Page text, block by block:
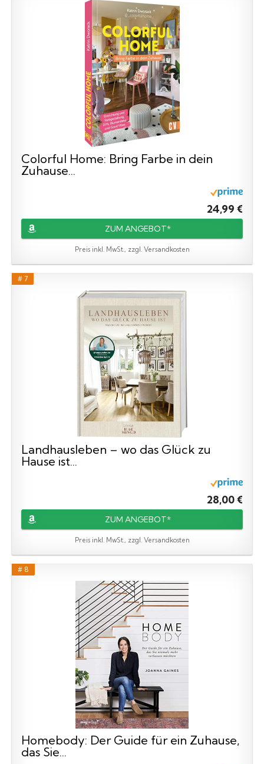
Colorful Home: Bring Farbe in dein
Zuhause...
24,99 €
ZUM ANGEBOT*
Preis inkl. MwSt., zzgl. Versandkosten
# 7
Landhausleben – wo das Glück zu
Hause ist...
28,00 €
ZUM ANGEBOT*
Preis inkl. MwSt., zzgl. Versandkosten
# 8
Homebody: Der Guide für ein Zuhause,
das Sie...